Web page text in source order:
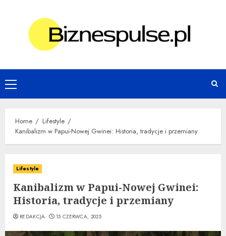
Primary
Menu
Home
Lifestyle
Kanibalizm w Papui-Nowej Gwinei: Historia, tradycje i przemiany
Lifestyle
Kanibalizm w Papui-Nowej Gwinei:
Historia, tradycje i przemiany
REDAKCJA 15 CZERWCA, 2025